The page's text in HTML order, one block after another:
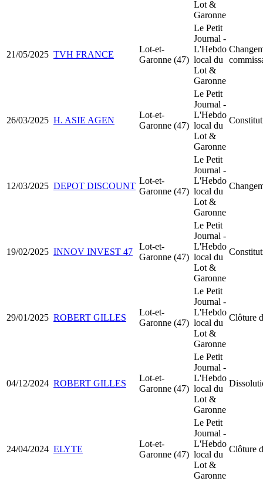
Lot &
Garonne
21/05/2025 TVH FRANCE
Lot-et-
Garonne (47)
Le Petit
Journal -
L'Hebdo
local du
Lot &
Garonne
26/03/2025 H. ASIE AGEN
Lot-et-
Garonne (47)
Le Petit
Journal -
L'Hebdo
local du
Lot &
Garonne
12/03/2025 DEPOT DISCOUNT
Lot-et-
Garonne (47)
Le Petit
Journal -
L'Hebdo
local du
Lot &
Garonne
19/02/2025 INNOV INVEST 47
Lot-et-
Garonne (47)
Le Petit
Journal -
L'Hebdo
local du
Lot &
Garonne
29/01/2025 ROBERT GILLES
Lot-et-
Garonne (47)
Le Petit
Journal -
L'Hebdo
local du
Lot &
Garonne
Clôture
04/12/2024 ROBERT GILLES
Lot-et-
Garonne (47)
Le Petit
Journal -
L'Hebdo
local du
Lot &
Garonne
24/04/2024 ELYTE
Lot-et-
Garonne (47)
Le Petit
Journal -
L'Hebdo
local du
Lot &
Garonne
Clôture